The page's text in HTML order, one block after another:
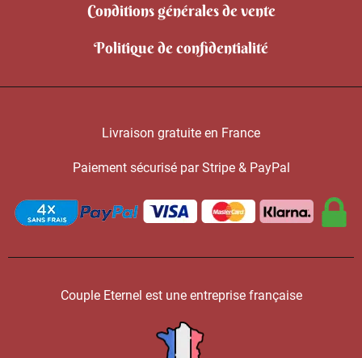
Conditions générales de vente
Politique de confidentialité
Livraison gratuite en France
Paiement sécurisé par Stripe & PayPal
Couple Eternel est une entreprise française